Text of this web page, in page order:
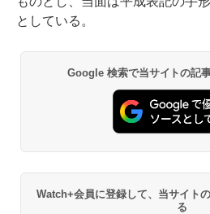
としている。
Google 検索で当サイトの記
Watch+会員に登録して、当サイト
る